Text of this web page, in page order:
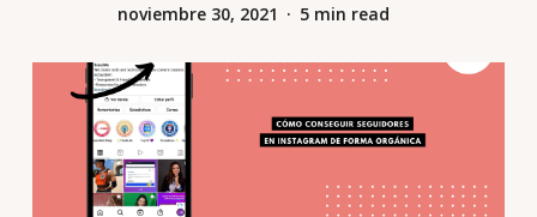
noviembre 30, 2021 5 min read